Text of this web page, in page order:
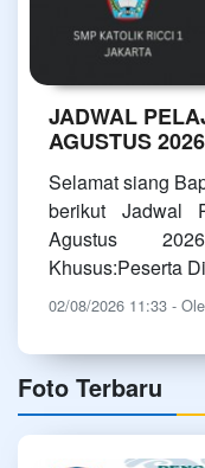
JADWAL
AGUSTUS 2026
Selamat siang
berikut Jadwal
Agustus
Khusus:Peserta
02/08/2026 11:33 -
Foto Terbaru